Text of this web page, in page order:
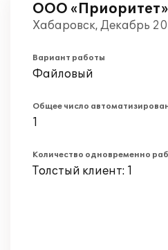
ООО «Приоритет»
Хабаровск, Декабрь
Вариант работы
Файловый
Общее число
1
Количество одновременно
Толстый клиент: 1